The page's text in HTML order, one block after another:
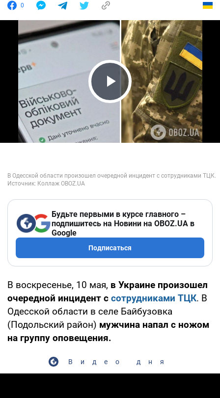
0
Play Video
Будьте первыми в курсе главного –
подпишитесь на Новини на OBOZ.UA в
Google
Подписаться
В воскресенье, 10 мая, в Украине произошел
очередной инцидент с сотрудниками ТЦК. В
Одесской области в селе Байбузовка
(Подольский район) мужчина напал с ножом
на группу оповещения.
Видео дня